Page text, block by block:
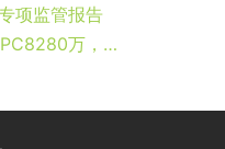
项监管报告
【价格风向标0805】升压站EPC8280万，单晶PERC1.99元/W，近期光伏设备、运维、EPC等价格信息